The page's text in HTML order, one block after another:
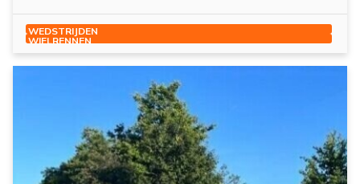
WEDSTRIJDEN
WIELRENNEN